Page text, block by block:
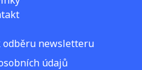
newsletteru
údajů